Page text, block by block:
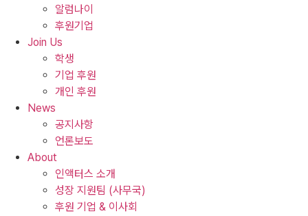
알럼나이
후원기업
Join Us
학생
기업 후원
개인 후원
News
공지사항
언론보도
About
인액터스 소개
성장 지원팀 (사무국)
후원 기업 & 이사회